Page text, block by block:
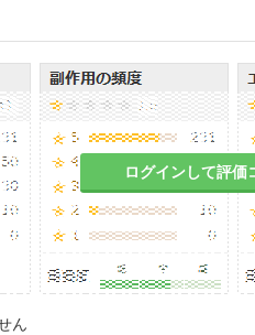
ことから、本剤投与中に手術や
3〜5日程度は本剤の投与中断
髄抑制があらわれることがあ
こと。［11.1.3参照］
与
殖能を有する者
する可能性のある女性には、
必要性及び適切な避妊法につい
ログインして評価
ん